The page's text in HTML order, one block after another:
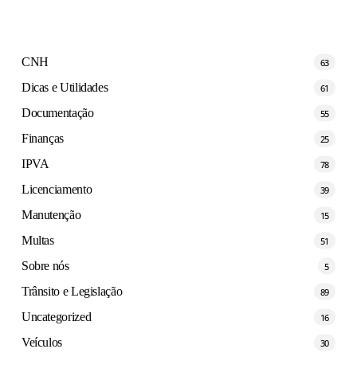
CNH 63
Dicas e Utilidades 61
Documentação 55
Finanças 25
IPVA 78
Licenciamento 39
Manutenção 15
Multas 51
Sobre nós 5
Trânsito e Legislação 89
Uncategorized 16
Veículos 30